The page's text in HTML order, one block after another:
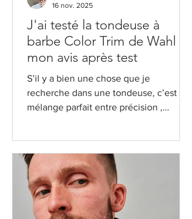
J'ai testé la tondeuse à
barbe Color Trim de Wahl :
mon avis après test
S’il y a bien une chose que je
recherche dans une tondeuse, c’est le
mélange parfait entre précision ,
c’est une marque que j’associe
spontanément aux barbiers : du solide,
du fiable, du pro. Avec ce modèle, la
marque propose une tondeuse pensée
16 nov. 2025